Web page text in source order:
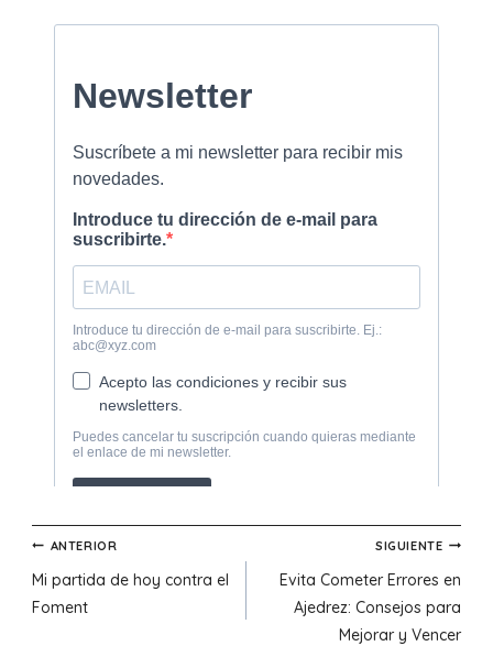
Navegación
de
ANTERIOR
Mi partida de hoy contra el
Foment
SIGUIENTE
Evita Cometer Errores en
Ajedrez: Consejos para
Mejorar y Vencer